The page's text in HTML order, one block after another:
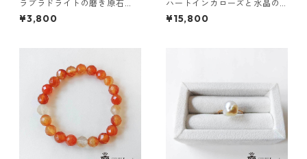
ラブラドライトの磨き原石
（ハート）全2種
¥3,800
ハートインカローズと水晶の
ブレスレット
¥15,800